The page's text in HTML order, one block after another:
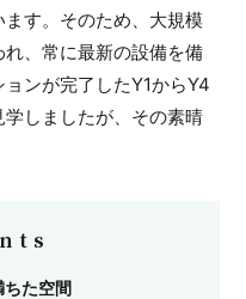
す。そのため、大規模
、常に最新の設備を備
ンが完了したY1からY4
しましたが、その素晴
ちた空間